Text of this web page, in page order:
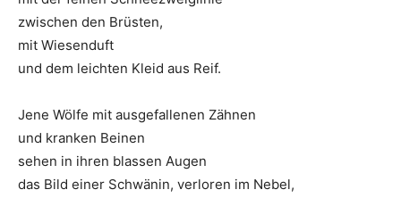
zwischen den Brüsten,
mit Wiesenduft
und dem leichten Kleid aus Reif.
Jene Wölfe mit ausgefallenen Zähnen
und kranken Beinen
sehen in ihren blassen Augen
das Bild einer Schwänin, verloren im Nebel,